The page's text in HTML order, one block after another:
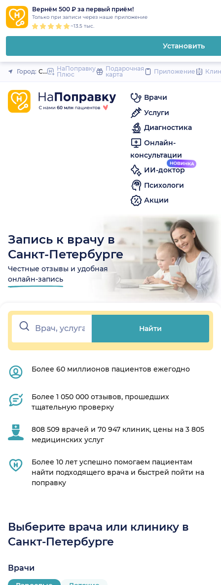
Вернём 500 ₽ за первый приём!
Только при записи через наше приложение
~13.5 тыс.
Установить
Закрыть
Город: Санкт-Петербург
НаПоправку
Плюс
Подарочная
карта
Приложение
Врачи
Услуги
Диагностика
Онлайн-
консультации
ИИ-доктор
Психологи
Акции
Запись к врачу в
Санкт-Петербурге
Честные отзывы и удобная
онлайн-запись
Найти
Более 60 миллионов пациентов ежегодно
Более 1 050 000 отзывов, прошедших
тщательную проверку
808 509 врачей и 70 947 клиник, цены на 3 805
медицинских услуг
Более 10 лет успешно помогаем пациентам
найти подходящего врача и быстрей пойти на
поправку
Выберите врача или клинику в
Санкт-Петербурге
Врачи